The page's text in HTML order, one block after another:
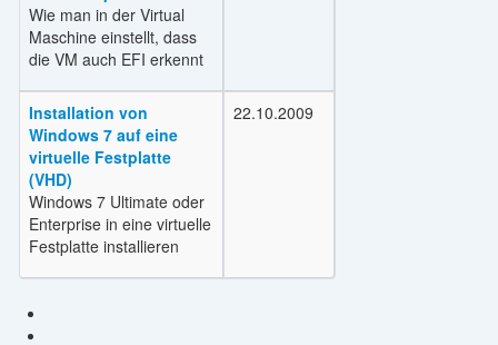
Wie man in der Virtual
Maschine einstellt, dass
die VM auch EFI erkennt
Installation von
Windows 7 auf eine
virtuelle Festplatte
(VHD)
Windows 7 Ultimate oder
Enterprise in eine virtuelle
Festplatte installieren
22.10.2009